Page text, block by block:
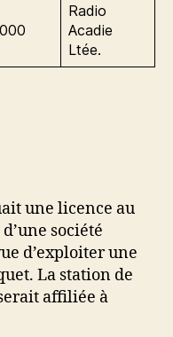
Radio
Acadie
Ltée.
une licence au
société
d’exploiter une
La station de
affiliée à